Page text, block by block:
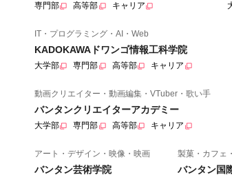
専門部 高等部 キャリア
IT・プログラミング・AI・Web
KADOKAWAドワンゴ情報工科学院
大学部 専門部 高等部 キャリア
動画クリエイター・動画編集・VTuber・歌い手
バンタンクリエイターアカデミー
大学部 専門部 高等部 キャリア
アート・デザイン・映像・映画
バンタン芸術学院
製菓・カフェ
バンタン国